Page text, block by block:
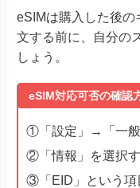
eSIMは購入した後の
文する前に、自分の
しょう。
eSIM対応可否の確認
①「設定」→「一般
②「情報」を選択
③「EID」という項